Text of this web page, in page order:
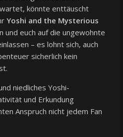
könnte enttäuscht
Yoshi and the Mysterious
und euch auf die ungewohnte
– es lohnt sich, auch
sicherlich kein
niedliches Yoshi-
und Erkundung
Anspruch nicht jedem Fan